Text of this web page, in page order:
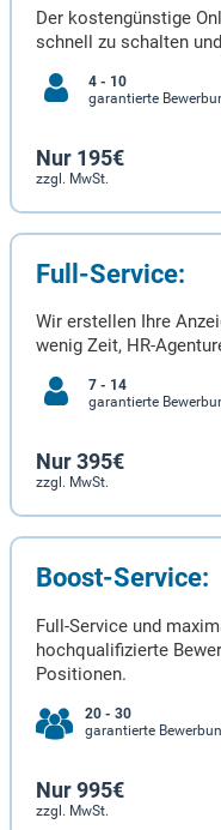
Der kostengünstige
schnell zu schalten
4 - 10
garantierte
Nur 195€
zzgl. MwSt.
Full-Service:
Wir erstellen Ihre
wenig Zeit, HR-
7 - 14
garantierte
Nur 395€
zzgl. MwSt.
Boost-Service:
Full-Service und
hochqualifizierte
Positionen.
20 - 30
garantierte
Nur 995€
zzgl. MwSt.